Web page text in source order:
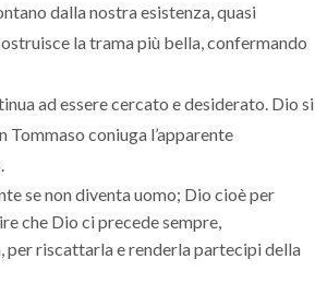
dalla nostra esistenza, quasi
la trama più bella, confermando
ad essere cercato e desiderato. Dio si
Tommaso coniuga l’apparente
se non diventa uomo; Dio cioè per
che Dio ci precede sempre,
per riscattarla e renderla partecipi della